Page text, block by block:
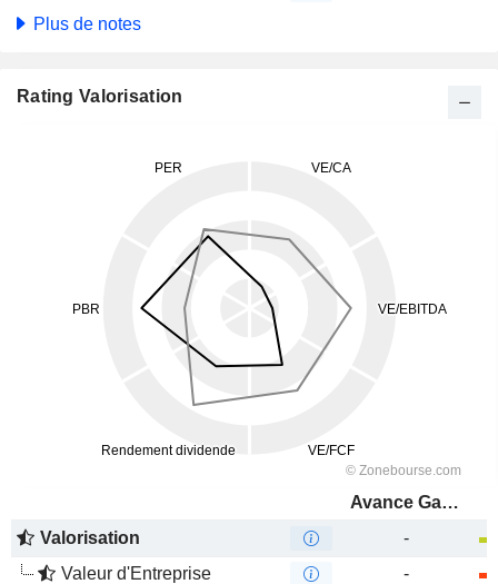
Plus de notes
Rating Valorisation
Avance Gas Holding Ltd
Valorisation
-
Valeur d'Entreprise
-